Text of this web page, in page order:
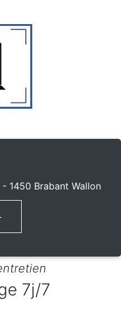
1450 Brabant Wallon
7j/7